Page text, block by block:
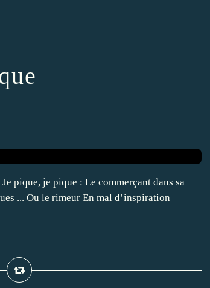
pique, je pique : Le commerçant dans sa
... Ou le rimeur En mal d’inspiration